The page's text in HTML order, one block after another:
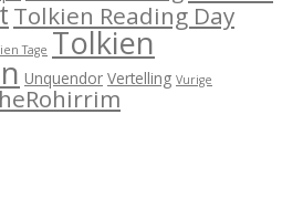
Tolkien Reading Day
Tage Tolkien
Unquendor Vertelling Vurige